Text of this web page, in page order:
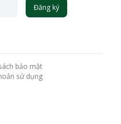
Đăng ký
bảo mật
sử dụng